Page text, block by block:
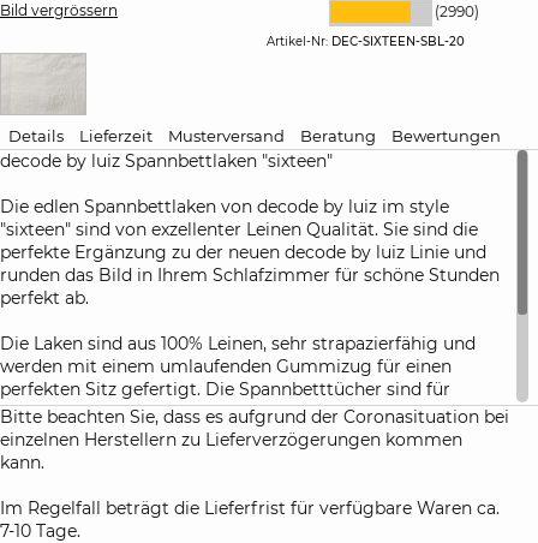
Bild vergrössern (2990)
Artikel-Nr: DEC-SIXTEEN-SBL-20
Details Lieferzeit Musterversand Beratung Bewertungen
decode by luiz Spannbettlaken "sixteen"
Die edlen Spannbettlaken von decode by luiz im style
"sixteen" sind von exzellenter Leinen Qualität. Sie sind die
perfekte Ergänzung zu der neuen decode by luiz Linie und
runden das Bild in Ihrem Schlafzimmer für schöne Stunden
perfekt ab.
Die Laken sind aus 100% Leinen, sehr strapazierfähig und
werden mit einem umlaufenden Gummizug für einen
perfekten Sitz gefertigt. Die Spannbetttücher sind für
Topper (bis 10 cm ) und Standard Matratzen (20 cm und 30
cm Höhe) verfügbar.
für die oben angegebenen Matratzenhöhen gefertigt.
Bitte beachten Sie, dass es aufgrund der Coronasituation bei
einzelnen Herstellern zu Lieferverzögerungen kommen
kann.
Im Regelfall beträgt die Lieferfrist für verfügbare Waren ca.
7-10 Tage.